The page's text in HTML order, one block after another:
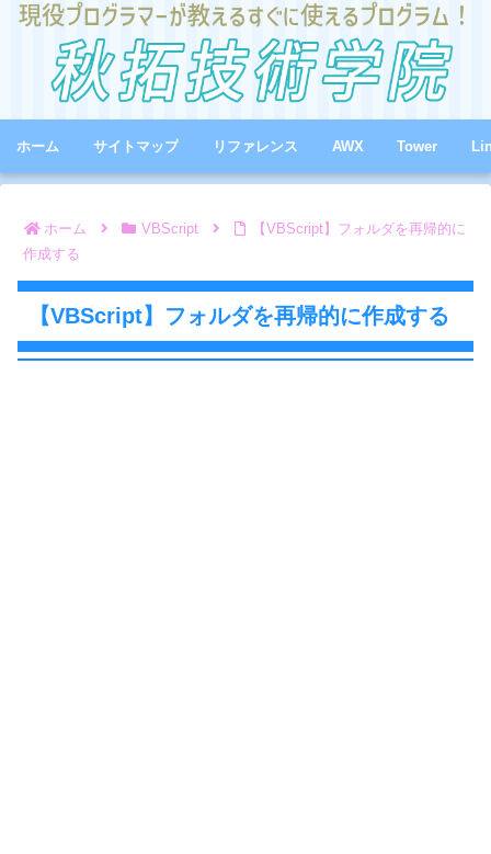
ホーム サイトマップ リファレンス AWX Tower
ホーム VBScript
【VBScript】フォルダを再帰的に
作成する
【VBScript】フォルダを再帰的に作成する